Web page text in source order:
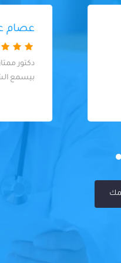
راقي جدا و